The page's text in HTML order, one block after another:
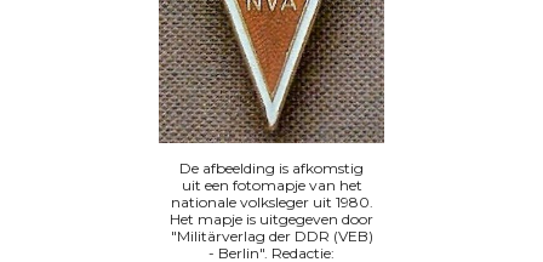
De afbeelding is afkomstig
uit een fotomapje van het
nationale volksleger uit 1980.
Het mapje is uitgegeven door
"Militärverlag der DDR (VEB)
- Berlin". Redactie: